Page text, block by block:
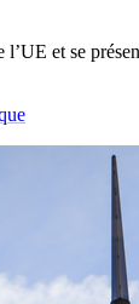
l’UE et se